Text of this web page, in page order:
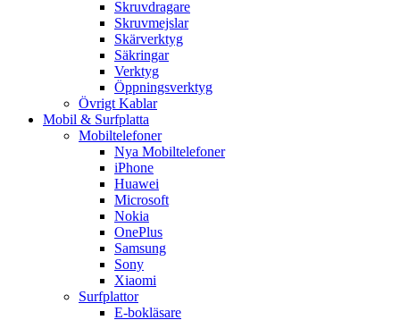
Skruvdragare
Skruvmejslar
Skärverktyg
Säkringar
Verktyg
Öppningsverktyg
Övrigt Kablar
Mobil & Surfplatta
Mobiltelefoner
Nya Mobiltelefoner
iPhone
Huawei
Microsoft
Nokia
OnePlus
Samsung
Sony
Xiaomi
Surfplattor
E-bokläsare